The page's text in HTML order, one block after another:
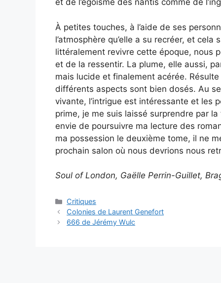
et de l’égoïsme des nantis comme de
À petites touches, à l’aide de ses
l’atmosphère qu’elle a su recréer, et
littéralement revivre cette époque, nous
et de la ressentir. La plume, elle aussi,
mais lucide et finalement acérée.
différents aspects sont bien dosés. Au
vivante, l’intrigue est intéressante et les
prime, je me suis laissé surprendre par
envie de poursuivre ma lecture des
ma possession le deuxième tome, il ne
prochain salon où nous devrions nous
Soul of London, Gaëlle Perrin-Guillet,
Critiques
Colonies de Laurent Genefort
666 de Jérémy Wulc